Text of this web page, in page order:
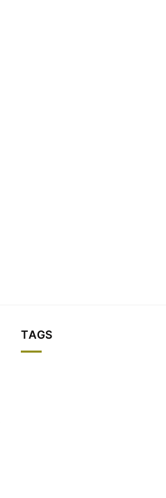
TAGS